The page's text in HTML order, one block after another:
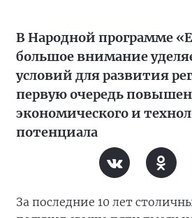
В Народной программе
большое внимание
условий для развития
первую очередь
экономического и
потенциала
За последние 10 лет